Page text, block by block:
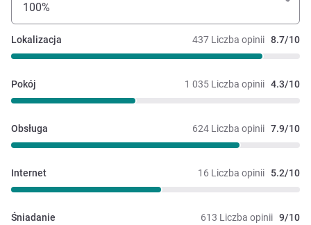
100%
437 Liczba opinii 8.7/10
Lokalizacja
1 035 Liczba opinii 4.3/10
Pokój
624 Liczba opinii 7.9/10
Obsługa
16 Liczba opinii 5.2/10
Internet
613 Liczba opinii 9/10
Śniadanie